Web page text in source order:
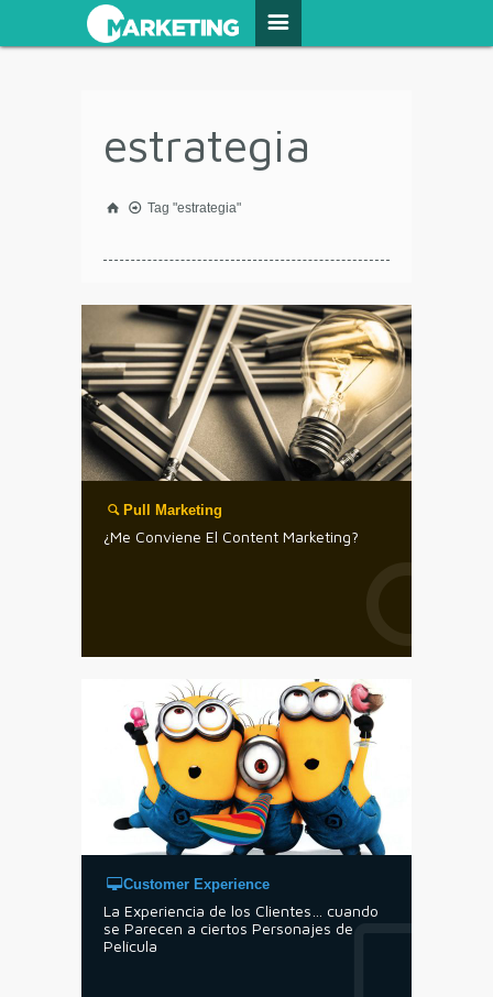
estrategia
Tag "estrategia"
Pull Marketing
¿Me Conviene El Content Marketing?
Customer Experience
La Experiencia de los Clientes… cuando
se Parecen a ciertos Personajes de
Película